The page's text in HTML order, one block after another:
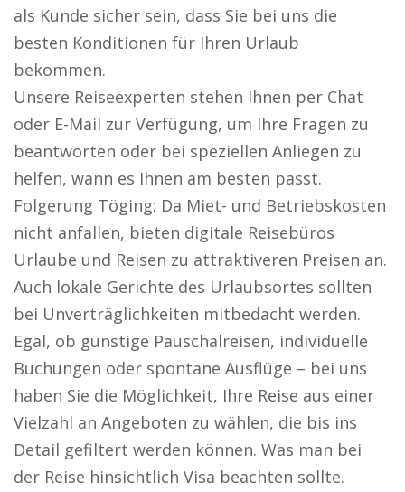
als Kunde sicher sein, dass Sie bei uns die
besten Konditionen für Ihren Urlaub
bekommen.
Unsere Reiseexperten stehen Ihnen per Chat
oder E-Mail zur Verfügung, um Ihre Fragen zu
beantworten oder bei speziellen Anliegen zu
helfen, wann es Ihnen am besten passt.
Folgerung Töging: Da Miet- und Betriebskosten
nicht anfallen, bieten digitale Reisebüros
Urlaube und Reisen zu attraktiveren Preisen an.
Auch lokale Gerichte des Urlaubsortes sollten
bei Unverträglichkeiten mitbedacht werden.
Egal, ob günstige Pauschalreisen, individuelle
Buchungen oder spontane Ausflüge – bei uns
haben Sie die Möglichkeit, Ihre Reise aus einer
Vielzahl an Angeboten zu wählen, die bis ins
Detail gefiltert werden können. Was man bei
der Reise hinsichtlich Visa beachten sollte.